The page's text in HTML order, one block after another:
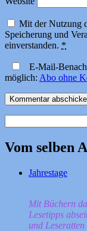
Mit der Nutzung
Speicherung und
einverstanden. *
E-Mail-
möglich: Abo ohne
nach:
Vom selben
Jahrestage
Mit Büchern
Lesetipps
und